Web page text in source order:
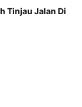
Tinjau Jalan Di